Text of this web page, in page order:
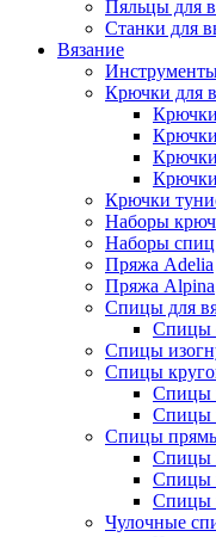
Пяльцы для
Станки для
Вязание
Крючки для
Крючки
Крючки
Наборы
Наборы спиц
Пряжа Adelia
Пряжа Alpina
Спицы для
Спицы
Спицы
Спицы
Спицы
Спицы
Спицы
Спицы
Спицы
Спицы
Чулочные